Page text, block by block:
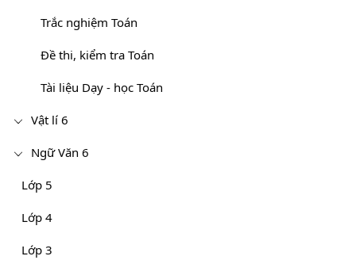
Trắc nghiệm Toán
Đề thi, kiểm tra Toán
Tài liệu Dạy - học Toán
Vật lí 6
Ngữ Văn 6
Lớp 5
Lớp 4
Lớp 3